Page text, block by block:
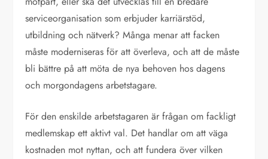
serviceorganisation som erbjuder karriärstöd,
utbildning och nätverk? Många menar att facken
måste moderniseras för att överleva, och att de måste
bli bättre på att möta de nya behoven hos dagens
och morgondagens arbetstagare.
För den enskilde arbetstagaren är frågan om fackligt
medlemskap ett aktivt val. Det handlar om att väga
kostnaden mot nyttan, och att fundera över vilken